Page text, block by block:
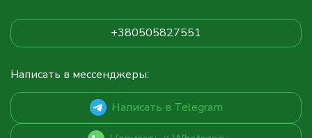
+380505827551
Написать в мессенджеры:
Написать в Telegram